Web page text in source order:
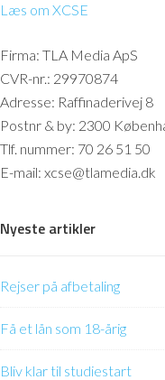
Læs om XCSE
Firma: TLA Media ApS
CVR-nr.: 29970874
Adresse: Raffinaderivej 8
Postnr & by: 2300
Tlf. nummer: 70 26 51 50
E-mail: xcse@tlamedia.dk
Nyeste artikler
Rejser på afbetaling
Få et lån som 18-årig
Bliv klar til studiestart